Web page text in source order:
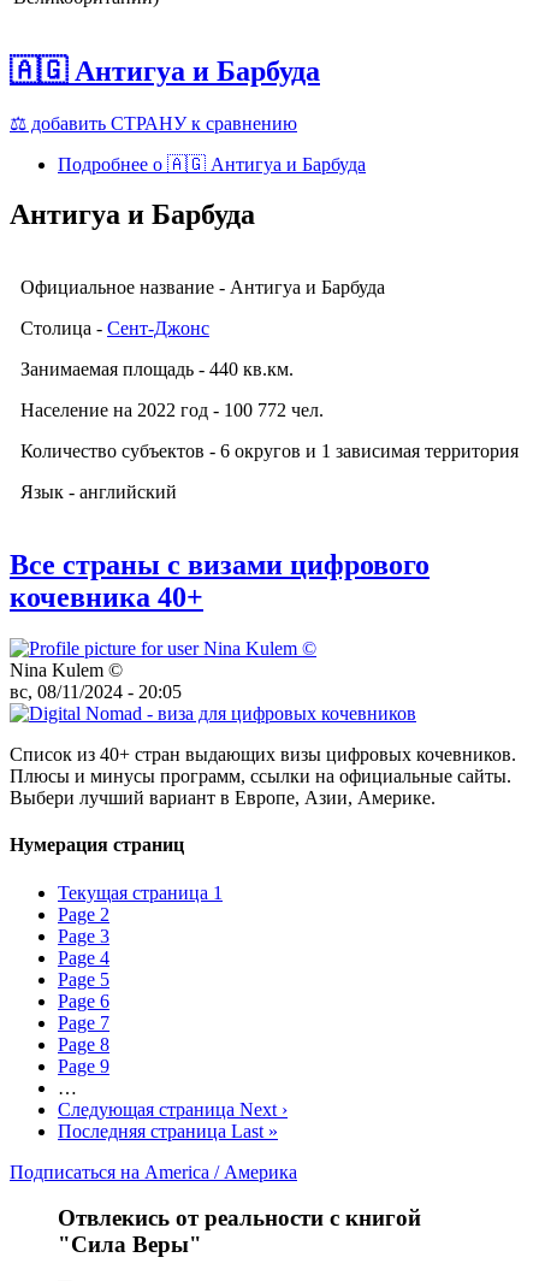
🇦🇬 Антигуа и Барбуда
⚖️ добавить СТРАНУ к сравнению
Подробнее о 🇦🇬 Антигуа и Барбуда
Антигуа и Барбуда
Официальное название - Антигуа и Барбуда
Столица - Сент-Джонс
Занимаемая площадь - 440 кв.км.
Население на 2022 год - 100 772 чел.
Количество субъектов - 6 округов и 1 зависимая территория
Язык - английский
Все страны с визами цифрового
кочевника 40+
Nina Kulem ©️
вс, 08/11/2024 - 20:05
Список из 40+ стран выдающих визы цифровых кочевников.
Плюсы и минусы программ, ссылки на официальные сайты.
Выбери лучший вариант в Европе, Азии, Америке.
Нумерация страниц
Текущая страница 1
Page 2
Page 3
Page 4
Page 5
Page 6
Page 7
Page 8
Page 9
…
Следующая страница Next ›
Последняя страница Last »
Подписаться на America / Америка
Отвлекись от реальности с книгой
"Сила Веры"